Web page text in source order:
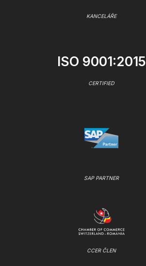
KANCELÁŘE
ISO 9001:2015
CERTIFIED
SAP PARTNER
CCER ČLEN